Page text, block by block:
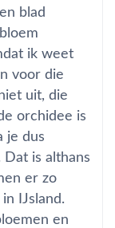
blad
ik weet
voor die
uit, die
orchidee is
je dus
is althans
er zo
IJsland.
en